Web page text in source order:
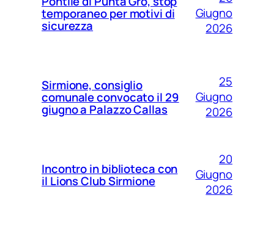
temporaneo per motivi di
sicurezza
Giugno
2026
Sirmione, consiglio
comunale convocato il 29
giugno a Palazzo Callas
25
Giugno
2026
Incontro in biblioteca con
il Lions Club Sirmione
20
Giugno
2026